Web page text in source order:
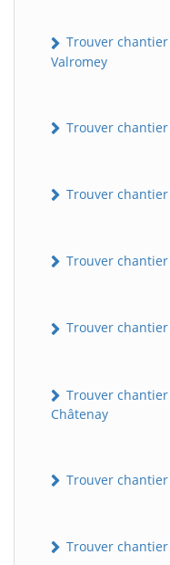
Trouver
Valromey
Trouver
Trouver
Trouver
Trouver
Trouver
Châtenay
Trouver
Trouver